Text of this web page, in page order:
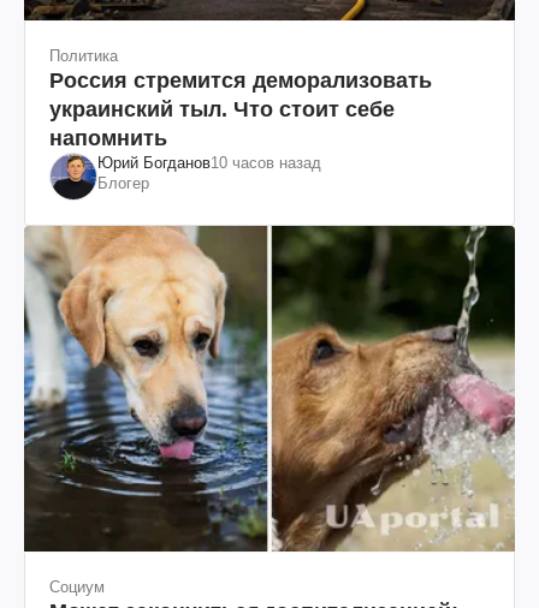
Политика
Россия стремится деморализовать
украинский тыл. Что стоит себе
напомнить
Юрий Богданов10 часов назад
Блогер
Социум